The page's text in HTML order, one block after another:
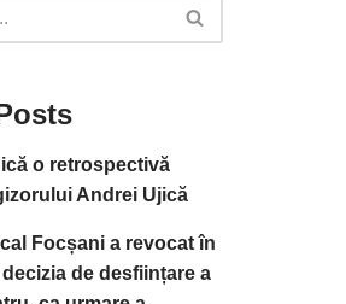
o retrospectivă
Andrei Ujică
Focșani a revocat în
de desființare a